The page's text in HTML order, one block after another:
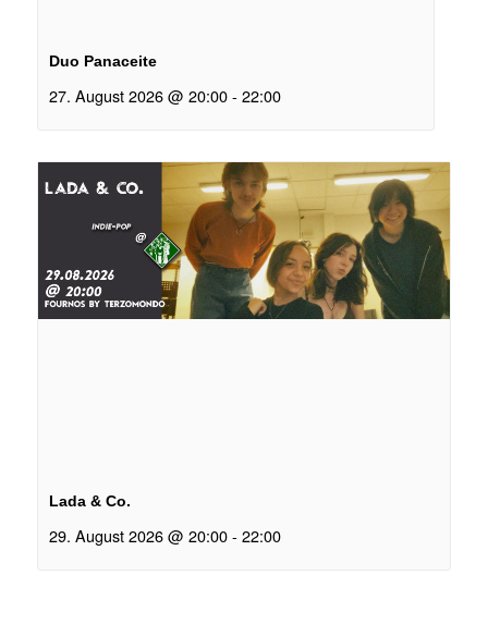
Duo Panaceite
27. August 2026 @ 20:00 - 22:00
Lada & Co.
29. August 2026 @ 20:00 - 22:00